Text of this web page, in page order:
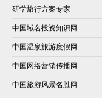
研学旅行方案专家
中国域名投资知识网
中国温泉旅游度假网
中国网络营销传播网
中国旅游风景名胜网